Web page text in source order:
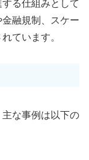
る仕組みとして
融規制、スケー
ています。
な事例は以下の